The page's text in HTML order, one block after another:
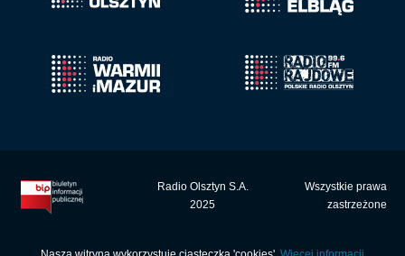
Radio Olsztyn S.A.
2025
Wszystkie prawa
zastrzeżone